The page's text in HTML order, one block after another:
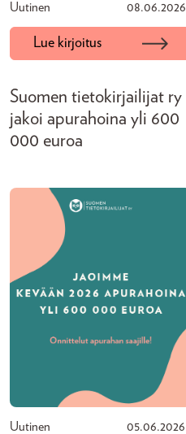
Uutinen 08.06.2026
Lue kirjoitus
Suomen tietokirjailijat ry
jakoi apurahoina yli 600
000 euroa
Uutinen 05.06.2026